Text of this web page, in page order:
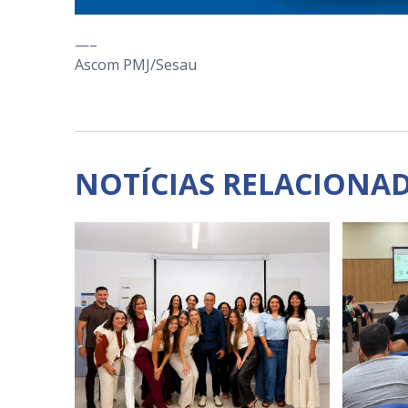
—–
Ascom PMJ/Sesau
NOTÍCIAS